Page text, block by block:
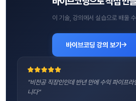
이 기술, 강의에서 실습으로 배울
바이브코딩 강의 보기
"비전공 직장인인데 반년 만에 수익 파이프라
니다"